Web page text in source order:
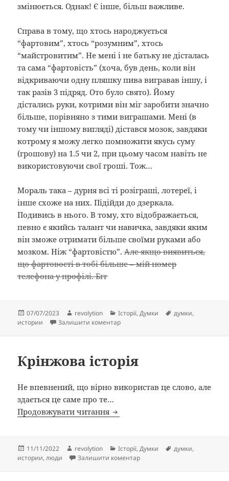
змінюється. Однак! Є інше, більш важливе.
Справа в тому, що хтось народжується
“фартовим”, хтось “розумним”, хтось
“майстровитим”. Не мені і не батьку не дісталась
та сама “фартовість” (хоча, був день, коли він
відкриваючи одну пляшку пива вигравав іншу, і
так разів 3 підряд. Ото було свято). Йому
дістались руки, котрими він міг заробити значно
більше, порівняно з тими виграшами. Мені (в
тому чи іншому вигляді) дістався мозок, завдяки
котрому я можу легко помножити якусь суму
(грошову) на 1.5 чи 2, при цьому часом навіть не
використовуючи свої гроші. Тож…
Мораль така – дурня всі ті розіграші, лотереї, і
інше схоже на них. Підійди до дзеркала.
Подивись в нього. В тому, хто відображається,
певно є якийсь талант чи навичка, завдяки яким
він зможе отримати більше своїми руками або
мозком. Ніж “фартовістю”.Але якщо виявиться,
що фартовості в тобі більше – мій номер
телефона у профілі. Бгг
Опубліковано
07/07/2023 Автор
revolytion Категорії
Історії,Думки Позначки
думки,
истории
Залишити коментардо One more time
Крінжова історія
Не впевнений, що вірно використав це слово, але
здається це саме про те…
Продовжувати читання Крінжова історія
Опубліковано
11/11/2022 Автор
revolytion Категорії
Історії,Думки Позначки
думки,
истории,люди Залишити коментардо Крінжова історія